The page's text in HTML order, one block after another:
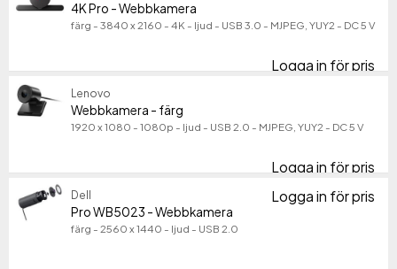
4K Pro - Webbkamera
färg - 3840 x 2160 - 4K - ljud - USB 3.0 - MJPEG, YUY2 - DC 5 V
Logga in för pris
Lenovo
Webbkamera - färg
1920 x 1080 - 1080p - ljud - USB 2.0 - MJPEG, YUY2 - DC 5 V
Logga in för pris
Dell
Pro WB5023 - Webbkamera
färg - 2560 x 1440 - ljud - USB 2.0
Logga in för pris